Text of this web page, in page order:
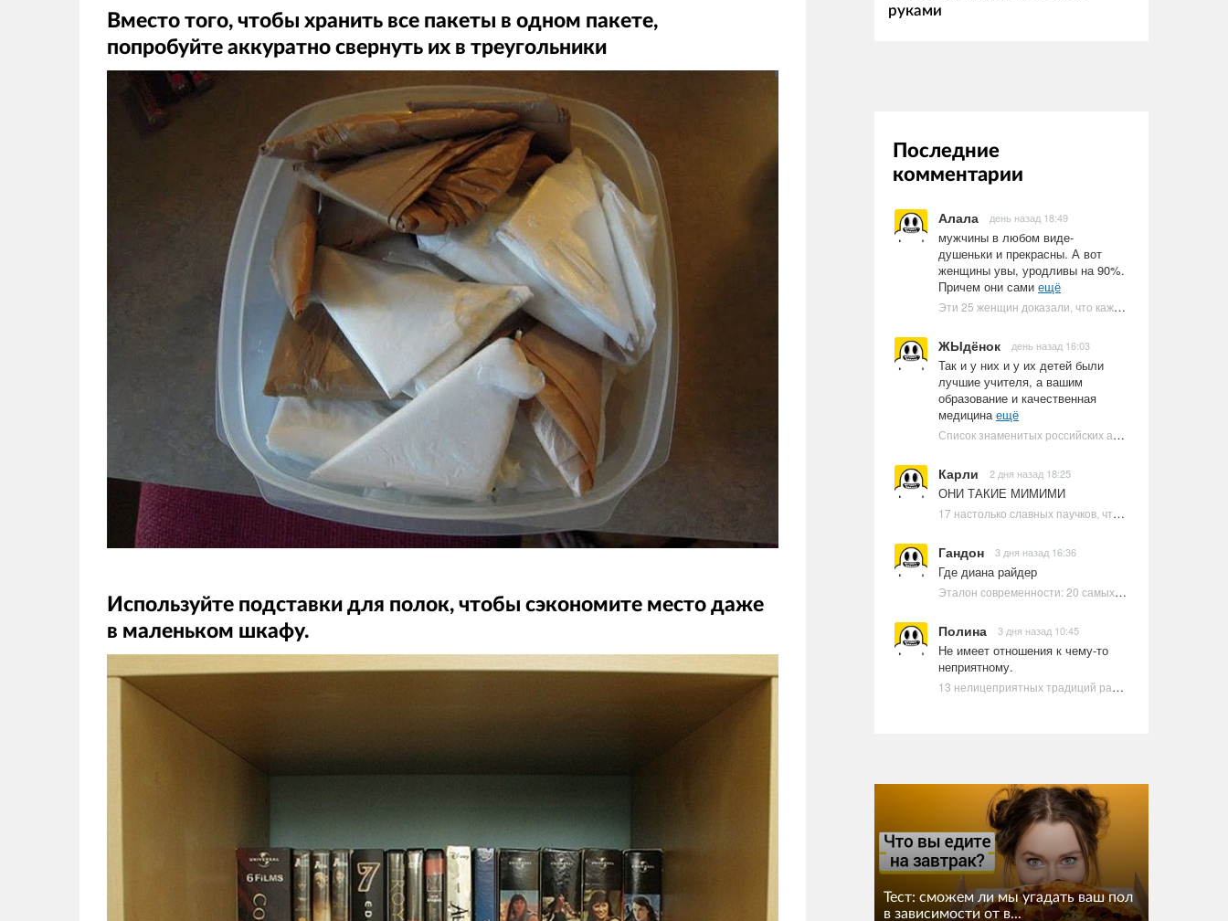
Вместо того, чтобы хранить все пакеты в одном пакете,
попробуйте аккуратно свернуть их в треугольники
Используйте подставки для полок, чтобы сэкономите место даже
в маленьком шкафу.
руками
Последние
комментарии
Алала день назад 18:49
мужчины в любом виде-
душеньки и прекрасны. А вот
женщины увы, уродливы на 90%.
Причем они сами ещё
Эти 25 женщин доказали, что каждое тело имеет право быть в бикини
ЖЫдёнок день назад 16:03
Так и у них и у их детей были
лучшие учителя, а вашим
образование и качественная
медицинаещё
Список знаменитых российских артистов-евреев | Ультрамарин
Карли 2 дня назад 18:25
ОНИ ТАКИЕ МИМИМИ
17 настолько славных паучков, что даже у арахнофобов появится желание их погладить
Гандон 3 дня назад 16:36
Где диана райдер
Эталон современности: 20 самых красивых и привлекательных актрис Голливуда, по мнению Google | Ультрамарин
Полина 3 дня назад 10:45
Не имеет отношения к чему-то
неприятному.
13 нелицеприятных традиций разных стран, которые могут шокировать неподготовленного человека
Тест: сможем ли мы угадать ваш пол
в зависимости от в...